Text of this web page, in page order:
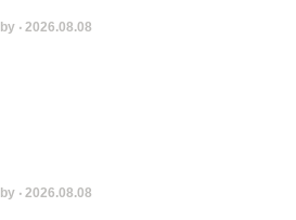
by ‧ 2026.08.08
by ‧ 2026.08.08